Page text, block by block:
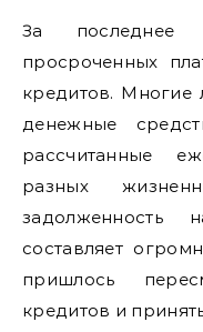
За последнее
просроченных
кредитов. Многие
денежные
рассчитанные
разных
задолженность
составляет
пришлось
кредитов и